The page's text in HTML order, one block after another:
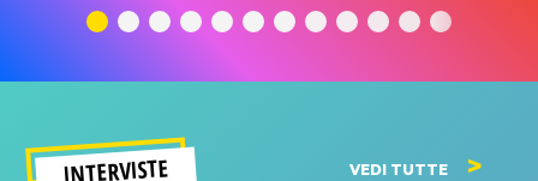
significato
del singolo
INTERVISTE VEDI TUTTE